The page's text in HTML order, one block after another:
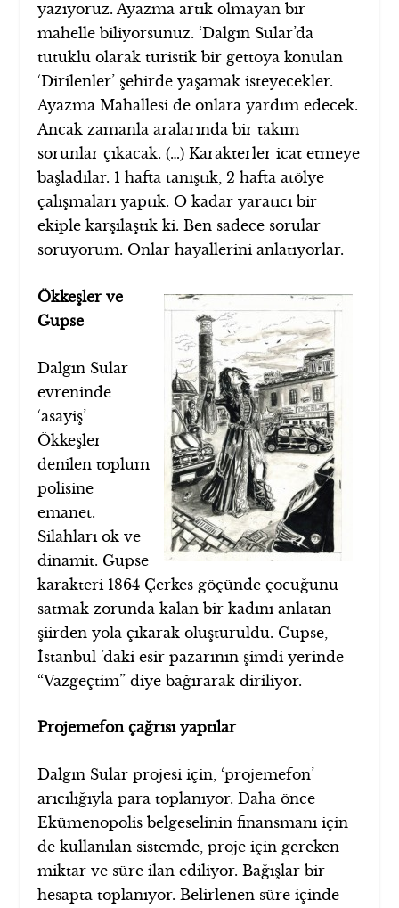
yazıyoruz. Ayazma artık olmayan bir
mahelle biliyorsunuz. ‘Dalgın Sular’da
tutuklu olarak turistik bir gettoya konulan
‘Dirilenler’ şehirde yaşamak isteyecekler.
Ayazma Mahallesi de onlara yardım edecek.
Ancak zamanla aralarında bir takım
sorunlar çıkacak. (…) Karakterler icat etmeye
başladılar. 1 hafta tanıştık, 2 hafta atölye
çalışmaları yaptık. O kadar yaratıcı bir
ekiple karşılaştık ki. Ben sadece sorular
soruyorum. Onlar hayallerini anlatıyorlar.
Ökkeşler ve
Gupse
Dalgın Sular
evreninde
‘asayiş’
Ökkeşler
denilen toplum
polisine
emanet.
Silahları ok ve
dinamit. Gupse
karakteri 1864 Çerkes göçünde çocuğunu
satmak zorunda kalan bir kadını anlatan
şiirden yola çıkarak oluşturuldu. Gupse,
İstanbul ’daki esir pazarının şimdi yerinde
“Vazgeçtim” diye bağırarak diriliyor.
Projemefon çağrısı yaptılar
Dalgın Sular projesi için, ‘projemefon’
arıcılığıyla para toplanıyor. Daha önce
Ekümenopolis belgeselinin finansmanı için
de kullanılan sistemde, proje için gereken
miktar ve süre ilan ediliyor. Bağışlar bir
hesapta toplanıyor. Belirlenen süre içinde